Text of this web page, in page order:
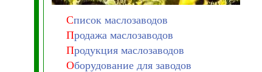
Список маслозаводов
Продажа маслозаводов
Продукция маслозаводов
Оборудование для заводов